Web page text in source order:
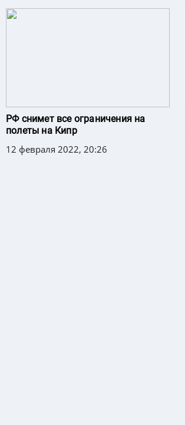
РФ снимет все ограничения на
полеты на Кипр
12 февраля 2022, 20:26